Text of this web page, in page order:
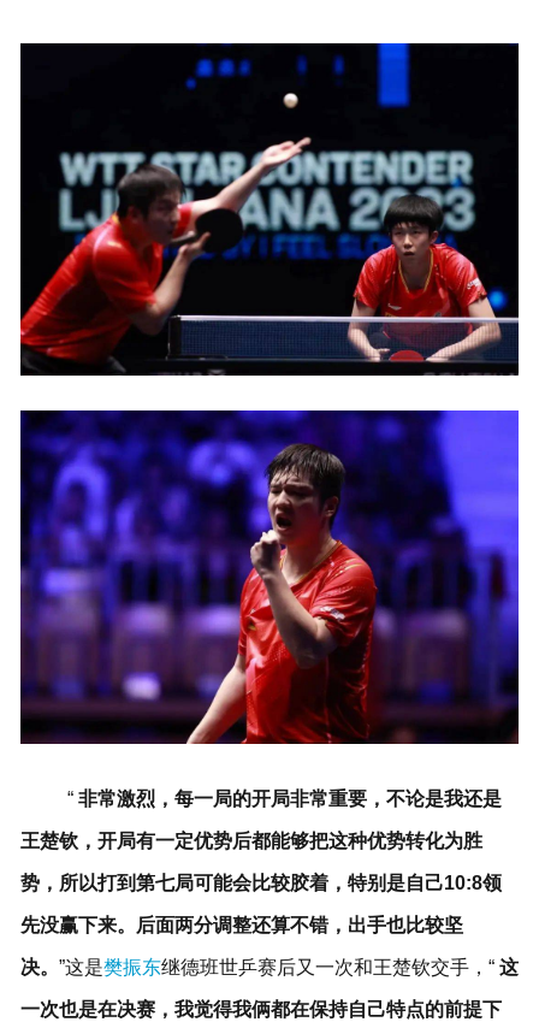
“非常激烈，每一局的开局非常重要，不论是我还是
王楚钦，开局有一定优势后都能够把这种优势转化为胜
势，所以打到第七局可能会比较胶着，特别是自己10:8领
先没赢下来。后面两分调整还算不错，出手也比较坚
决。 ”这是樊振东继德班世乒赛后又一次和王楚钦交手，“ 这
一次也是在决赛，我觉得我俩都在保持自己特点的前提下